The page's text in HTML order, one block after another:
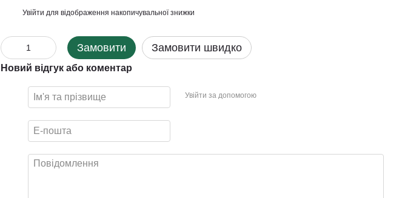
Увійти для відображення накопичувальної знижки
Замовити Замовити швидко
Новий відгук або коментар
Увійти за допомогою